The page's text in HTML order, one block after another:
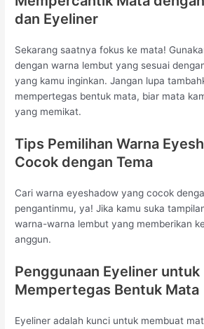
dan Eyeliner
Sekarang saatnya fokus ke mata!
dengan warna lembut yang sesuai
yang kamu inginkan. Jangan lupa
mempertegas bentuk mata, biar mata
yang memikat.
Tips Pemilihan Warna
Cocok dengan Tema
Cari warna eyeshadow yang cocok
pengantinmu, ya! Jika kamu suka
warna-warna lembut yang memberikan
anggun.
Penggunaan Eyeliner untuk
Mempertegas Bentuk Mata
Eyeliner adalah kunci untuk membuat